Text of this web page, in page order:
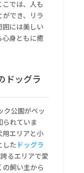
では、人も
でき、リラ
囲には美しい
心身ともに癒
ドッグラ
ク公園がペッ
られていま
用エリアと小
した ドッグラ
るエリアで愛
飼い主から